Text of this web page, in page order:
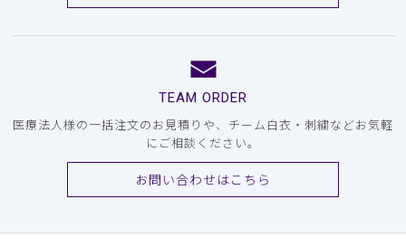
TEAM ORDER
医療法人様の一括注文のお見積りや、チーム白衣・刺繍などお気軽
にご相談ください。
お問い合わせはこちら